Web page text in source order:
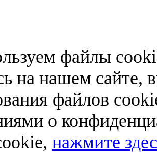
файлы
на нашем сайте,
файлов
о
нажмите